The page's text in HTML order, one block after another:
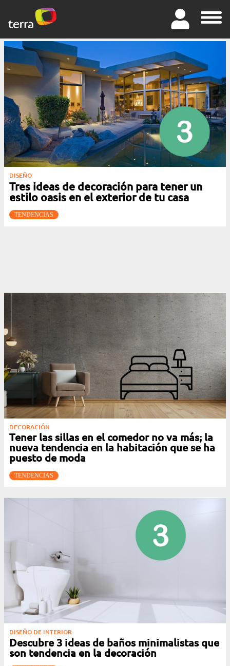
DISEÑO
Tres ideas de decoración para tener un
estilo oasis en el exterior de tu casa
TENDENCIAS
DECORACIÓN
Tener las sillas en el comedor no va más; la
nueva tendencia en la habitación que se ha
puesto de moda
TENDENCIAS
DISEÑO DE INTERIOR
Descubre 3 ideas de baños minimalistas que
son tendencia en la decoración